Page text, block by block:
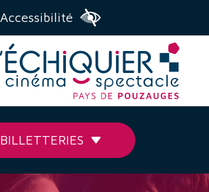
Accessibilité
BILLETTERIES